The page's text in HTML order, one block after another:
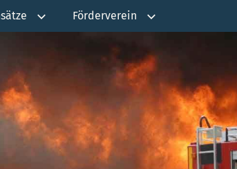
Förderverein